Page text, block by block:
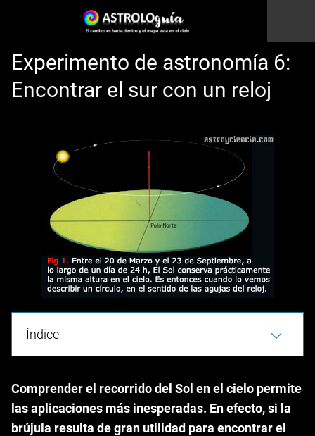
Experimento de astronomía 6:
Encontrar el sur con un reloj
Índice
Comprender el recorrido del Sol en el cielo permite
las aplicaciones más inesperadas. En efecto, si la
brújula resulta de gran utilidad para encontrar el